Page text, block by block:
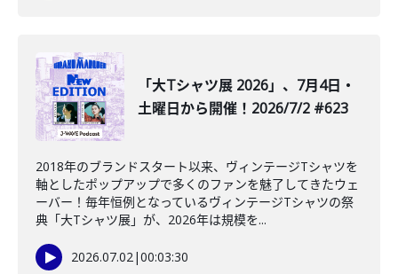
「大Tシャツ展 2026」、7月4日・
土曜日から開催！2026/7/2 #623
2018年のブランドスタート以来、ヴィンテージTシャツを
軸としたポップアップで多くのファンを魅了してきたウェ
ーバー！毎年恒例となっているヴィンテージTシャツの祭
典「大Tシャツ展」が、2026年は規模を...
2026.07.02|00:03:30